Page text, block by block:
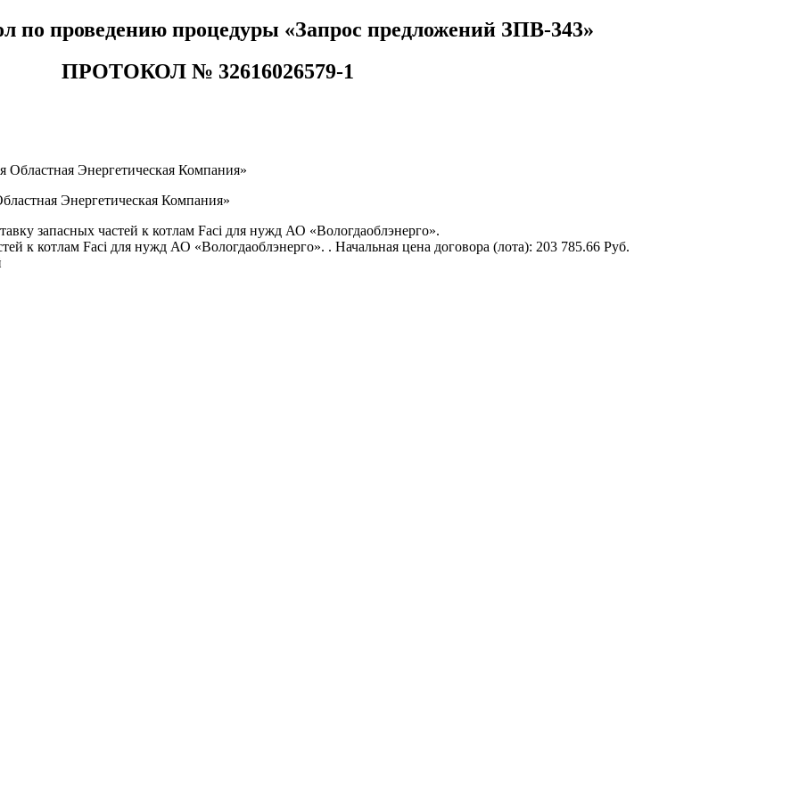
по проведению процедуры «Запрос предложений ЗПВ-343»
ПРОТОКОЛ № 32616026579-1
Энергетическая Компания»
Энергетическая Компания»
запасных частей к котлам Faci для нужд АО «Вологдаоблэнерго».
к котлам Faci для нужд АО «Вологдаоблэнерго». . Начальная цена договора (лота): 203 785.66 Руб.